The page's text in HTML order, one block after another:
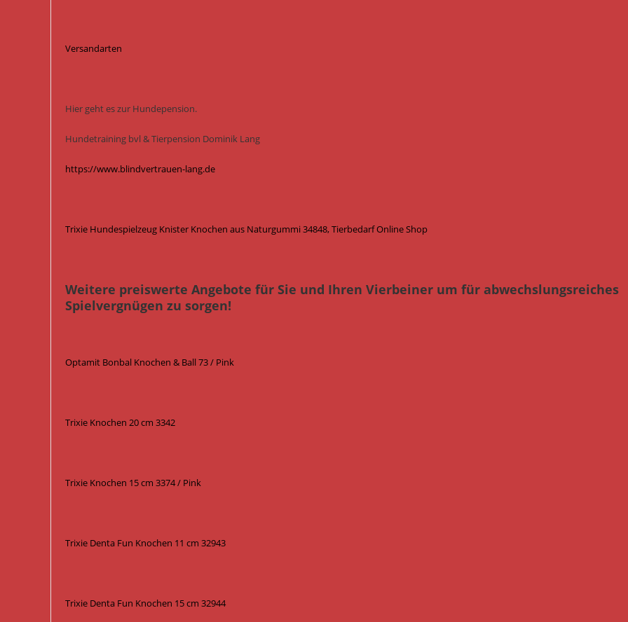
Versandarten
Hier geht es zur Hundepension.
Hundetraining bvl & Tierpension Dominik Lang
https://www.blindvertrauen-lang.de
Trixie Hundespielzeug Knister Knochen aus Naturgummi 34848, Tierbedarf Online Shop
Weitere preiswerte Angebote für Sie und Ihren Vierbeiner um für abwechslungsreiches
Spielvergnügen zu sorgen!
Optamit Bonbal Knochen & Ball 73 / Pink
Trixie Knochen 20 cm 3342
Trixie Knochen 15 cm 3374 / Pink
Trixie Denta Fun Knochen 11 cm 32943
Trixie Denta Fun Knochen 15 cm 32944